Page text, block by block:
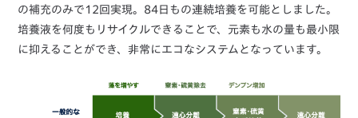
の補充のみで12回実現。84日もの連続培養を可能としました。
培養液を何度もリサイクルできることで、元素も水の量も最小限
に抑えることができ、非常にエコなシステムとなっています。